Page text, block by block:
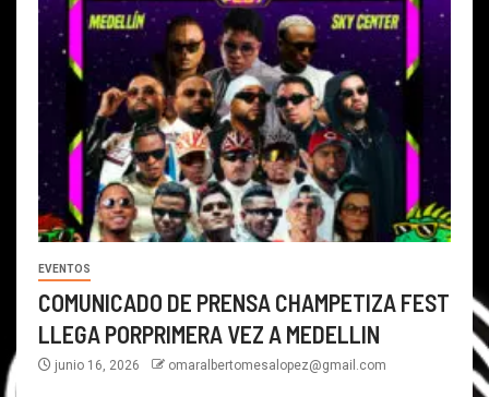
EVENTOS
COMUNICADO DE PRENSA CHAMPETIZA FEST
LLEGA PORPRIMERA VEZ A MEDELLIN
junio 16, 2026 omaralbertomesalopez@gmail.com